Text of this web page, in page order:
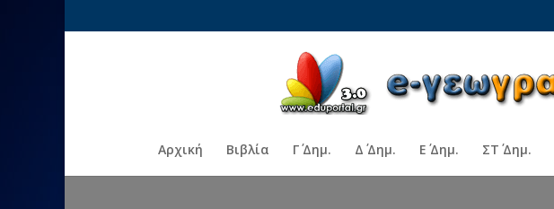
Αρχική Βιβλία Γ΄ Δημ. Δ΄ Δημ. Ε΄ Δημ. ΣΤ΄ Δημ.